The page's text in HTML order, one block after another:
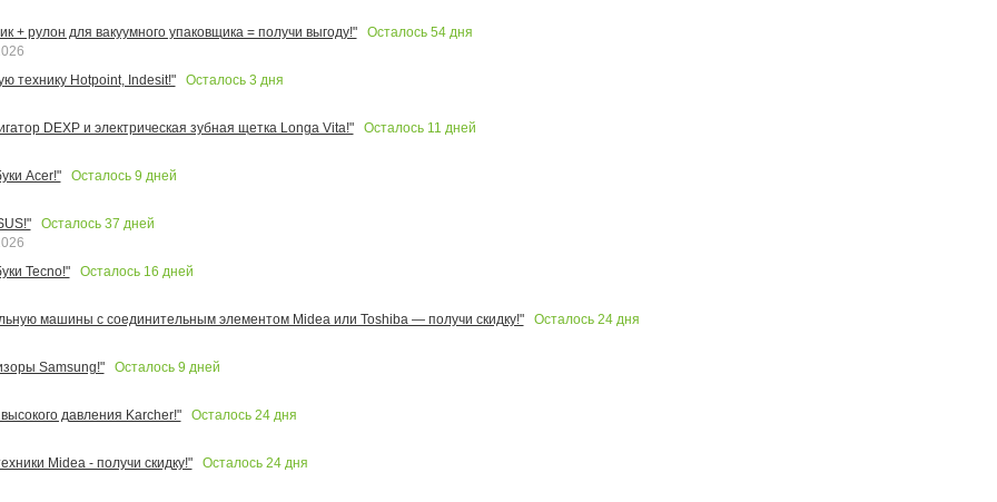
+ рулон для вакуумного упаковщика = получи выгоду!" Осталось 54дня
технику Hotpoint, Indesit!"
Осталось 3 дня
DEXP и электрическая зубная щетка Longa Vita!" Осталось 11 дней
Acer!" Осталось 9 дней
Осталось 37 дней
Tecno!"
Осталось 16 дней
машины с соединительным элементом Midea или Toshiba — получи скидку!" Осталось 24дня
Samsung!" Осталось 9 дней
давления Karcher!" Осталось 24дня
Midea - получи скидку!" Осталось 24дня